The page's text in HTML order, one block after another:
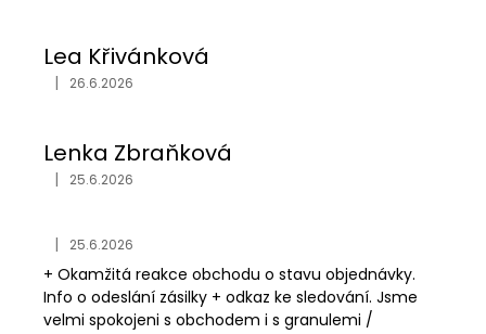
Lea Křivánková
Hodnocení obchodu je 5 z 5 hvězdiček.
| 26.6.2026
Lenka Zbraňková
Hodnocení obchodu je 5 z 5 hvězdiček.
| 25.6.2026
Hodnocení obchodu je 5 z 5 hvězdiček.
| 25.6.2026
+ Okamžitá reakce obchodu o stavu objednávky.
Info o odeslání zásilky + odkaz ke sledování. Jsme
velmi spokojeni s obchodem i s granulemi /